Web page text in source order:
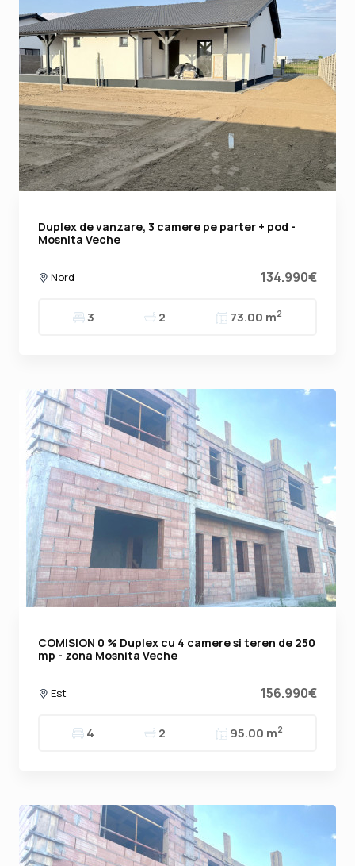
Duplex de vanzare, 3 camere pe parter + pod -
Mosnita Veche
Nord 134.990€
3 2 73.00 m2
COMISION 0 % Duplex cu 4 camere si teren de 250
mp - zona Mosnita Veche
Est 156.990€
4 2 95.00 m2